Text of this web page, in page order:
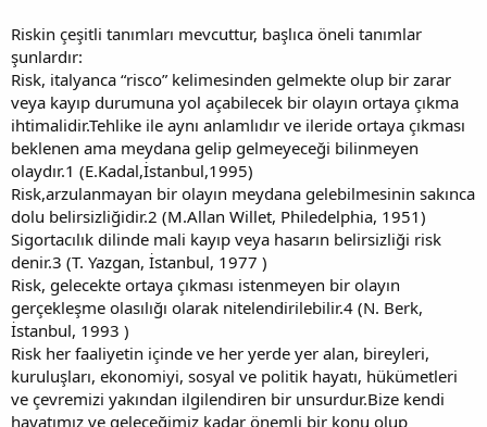
Riskin çeşitli tanımları mevcuttur, başlıca öneli tanımlar
şunlardır:
Risk, italyanca “risco” kelimesinden gelmekte olup bir zarar
veya kayıp durumuna yol açabilecek bir olayın ortaya çıkma
ihtimalidir.Tehlike ile aynı anlamlıdır ve ileride ortaya çıkması
beklenen ama meydana gelip gelmeyeceği bilinmeyen
olaydır.1 (E.Kadal,İstanbul,1995)
Risk,arzulanmayan bir olayın meydana gelebilmesinin sakınca
dolu belirsizliğidir.2 (M.Allan Willet, Philedelphia, 1951)
Sigortacılık dilinde mali kayıp veya hasarın belirsizliği risk
denir.3 (T. Yazgan, İstanbul, 1977 )
Risk, gelecekte ortaya çıkması istenmeyen bir olayın
gerçekleşme olasılığı olarak nitelendirilebilir.4 (N. Berk,
İstanbul, 1993 )
Risk her faaliyetin içinde ve her yerde yer alan, bireyleri,
kuruluşları, ekonomiyi, sosyal ve politik hayatı, hükümetleri
ve çevremizi yakından ilgilendiren bir unsurdur.Bize kendi
hayatımız ve geleceğimiz kadar önemli bir konu olup